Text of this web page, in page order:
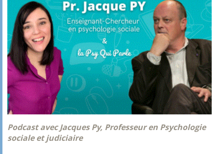
Podcast avec Jacques Py, Professeur en Psychologie
sociale et judiciaire